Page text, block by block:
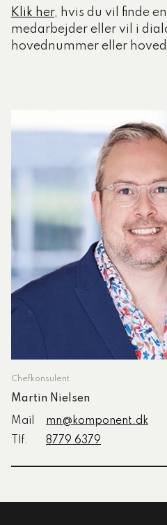
Klik her, hvis du vil finde
medarbejder eller vil i
hovednummer eller
Chefkonsulent
Martin Nielsen
Mail
mn@komponent.dk
Tlf.
8779 6379